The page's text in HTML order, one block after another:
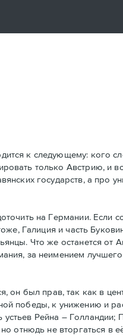
к следующему: кого
только Австрию, и
государств, а про
на Германии.
Галиция и часть
Что же останется от
за неимением
он был прав, так как в
победы, к унижению и
Рейна – Голландии;
отнюдь не вторгаться в